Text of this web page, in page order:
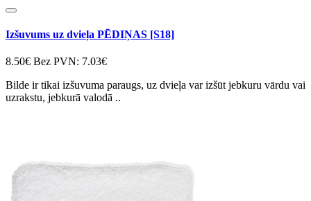
Izšuvums uz dvieļa PĒDIŅAS [S18]
8.50€ Bez PVN: 7.03€
Bilde ir tikai izšuvuma paraugs, uz dvieļa var izšūt jebkuru vārdu vai
uzrakstu, jebkurā valodā ..